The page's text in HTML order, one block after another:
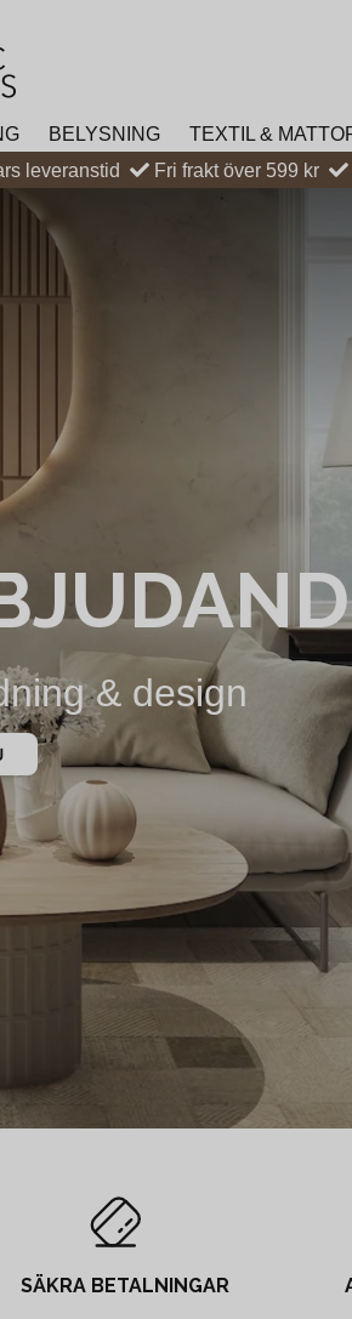
BELYSNING TEXTIL &
leveranstid Fri frakt över 599 kr
& design
SÄKRA BETALNINGAR